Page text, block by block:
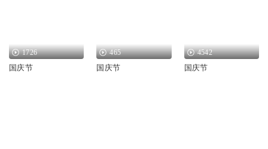
1726
国庆节
465
国庆节
4542
国庆节